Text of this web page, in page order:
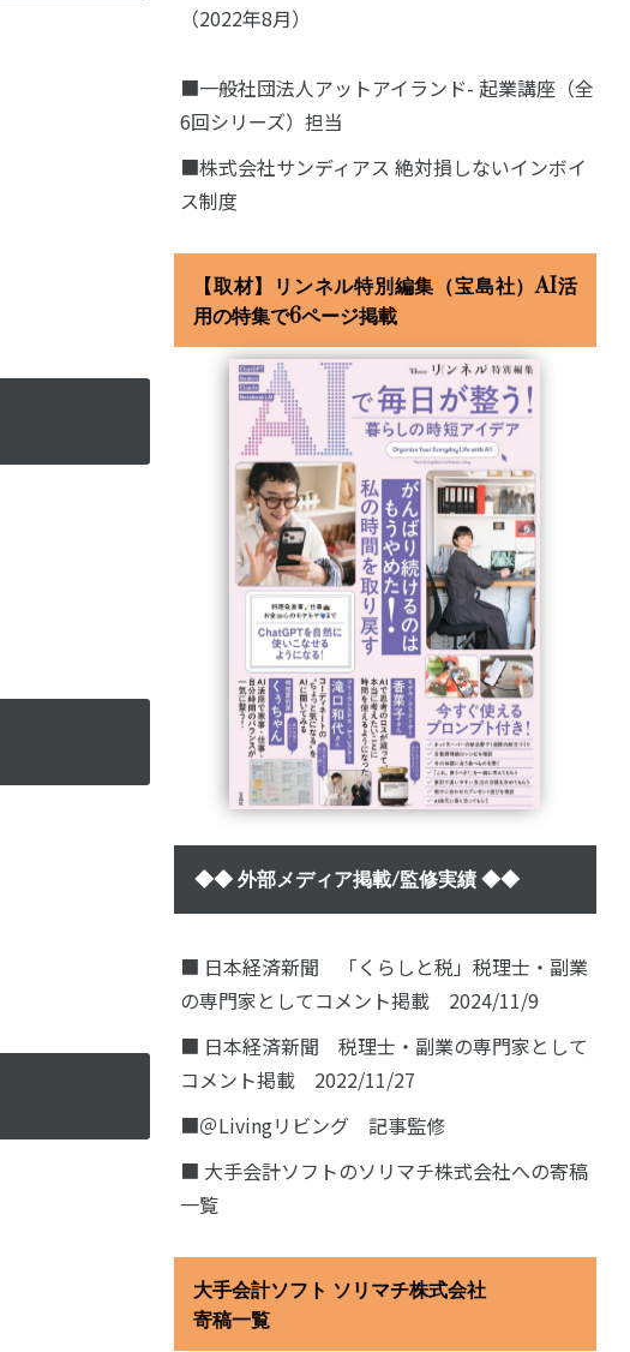
（2022年8月）
■一般社団法人アットアイランド- 起業講座（全
6回シリーズ）担当
■株式会社サンディアス 絶対損しないインボイ
ス制度
【取材】リンネル特別編集（宝島社）AI活
用の特集で6ページ掲載
◆◆ 外部メディア掲載/監修実績 ◆◆
■ 日本経済新聞 「くらしと税」税理士・副業
の専門家としてコメント掲載 2024/11/9
■ 日本経済新聞 税理士・副業の専門家として
コメント掲載 2022/11/27
■＠Livingリビング 記事監修
■ 大手会計ソフトのソリマチ株式会社への寄稿
一覧
大手会計ソフト ソリマチ株式会社
寄稿一覧